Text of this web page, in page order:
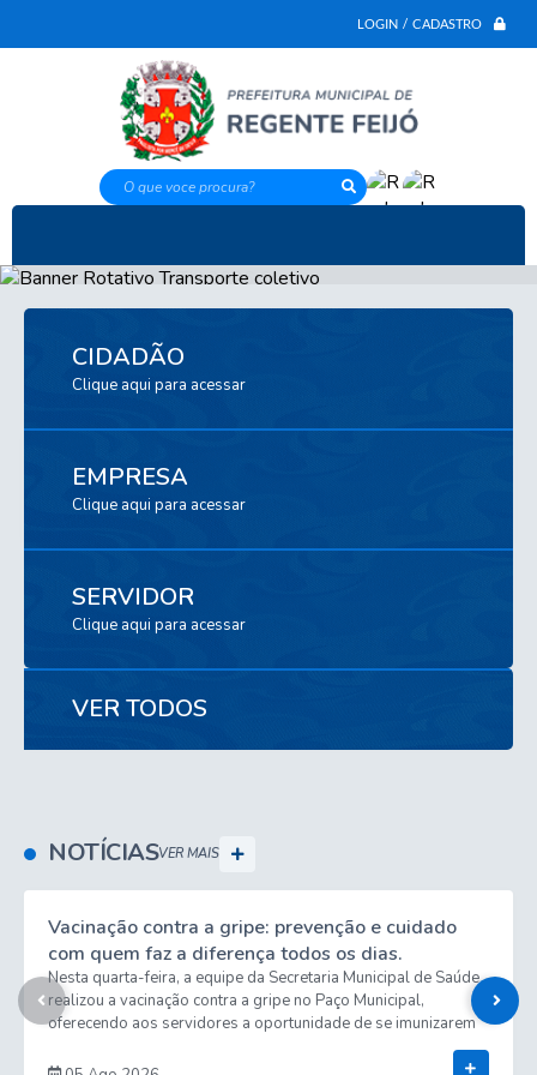
LOGIN / CADASTRO
O que voce procura?
CIDADÃO
Clique aqui para acessar
EMPRESA
Clique aqui para acessar
SERVIDOR
Clique aqui para acessar
VER TODOS
NOTÍCIASVER MAIS
Vacinação contra a gripe: prevenção e cuidado
com quem faz a diferença todos os dias.
Nesta quarta-feira, a equipe da Secretaria Municipal de Saúde
realizou a vacinação contra a gripe no Paço Municipal,
oferecendo aos servidores a oportunidade de se imunizarem
no próprio local de trabalho. A iniciativa reforça a importância
da prevenção, contribuindo para a proteção da saúde dos
Ver Mais